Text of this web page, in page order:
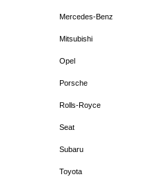
Mercedes-Benz
Mitsubishi
Opel
Porsche
Rolls-Royce
Seat
Subaru
Toyota